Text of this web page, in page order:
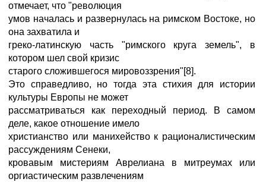
отмечает, что "революция
умов началась и развернулась на римском Востоке, но
она захватила и
греко-латинскую часть "римского круга земель", в
котором шел свой кризис
старого сложившегося мировоззрения"[8].
Это справедливо, но тогда эта стихия для истории
культуры Европы не может
рассматриваться как переходный период. В самом
деле, какое отношение имело
христианство или манихейство к рационалистическим
рассуждениям Сенеки,
кровавым мистериям Аврелиана в митреумах или
оргиастическим развлечениям